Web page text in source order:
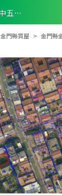
金湖中五劃美地
金門縣買屋 金門縣